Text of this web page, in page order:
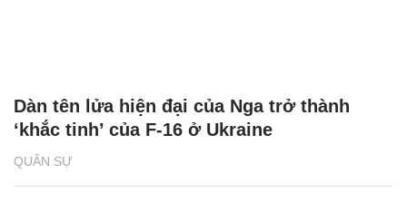
QUÂN SỰ
Dàn tên lửa hiện đại của Nga trở thành
‘khắc tinh’ của F-16 ở Ukraine